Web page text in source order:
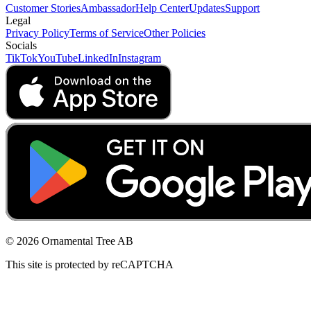
Customer StoriesAmbassadorHelp CenterUpdatesSupport
Legal
Privacy PolicyTerms of ServiceOther Policies
Socials
TikTokYouTubeLinkedInInstagram
© 2026 Ornamental Tree AB
This site is protected by reCAPTCHA